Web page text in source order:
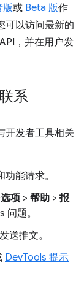
版或 Beta 版作
可以访问最新的
，并在用户发
系
开发者工具相关
能请求。
项 > 帮助 > 报
问题。
发送推文。
DevTools 提示